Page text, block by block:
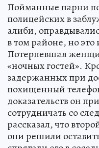
Пойманные парни
полицейских в
алиби,
в том районе, но это
Потерпевшая
«ночных гостей».
задержанных при
похищенный
доказательств он
сотрудничать со
рассказал, что
они решили